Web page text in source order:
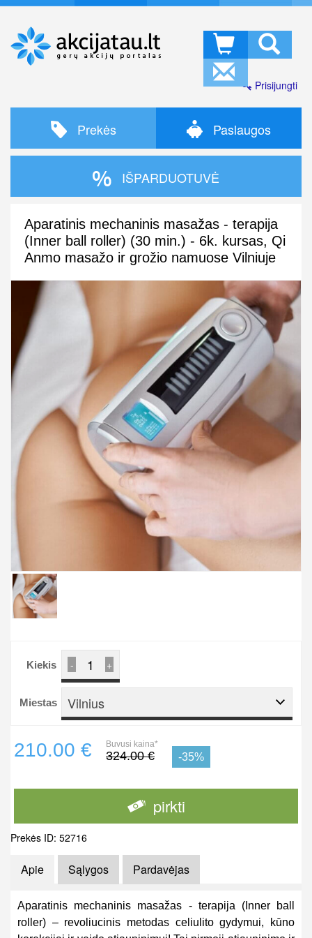
Prisijungti
Prekės Paslaugos
IŠPARDUOTUVĖ
Aparatinis mechaninis masažas - terapija
(Inner ball roller) (30 min.) - 6k. kursas, Qi
Anmo masažo ir grožio namuose Vilniuje
Kiekis - +
Miestas Vilnius
210.00 € Buvusi kaina*
324.00 € -35%
pirkti
Prekės ID: 52716
Apie Sąlygos Pardavėjas
Aparatinis mechaninis masažas - terapija (Inner ball
roller) – revoliucinis metodas celiulito gydymui, kūno